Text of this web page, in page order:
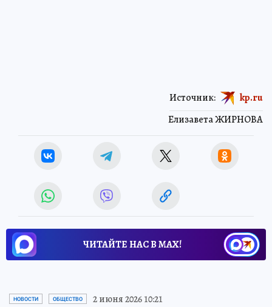
Елизавета ЖИРНОВА
Источник: kp.ru
ЧИТАЙТЕ НАС В МАХ!
НОВОСТИ ОБЩЕСТВО 2 июня 2026 10:21